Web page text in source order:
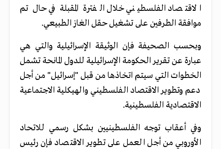
الاقتصاد الفلسطيني خلال الفترة المقبلة في حال تم
موافقة الطرفين على تشغيل حقل الغاز الطبيعي.
وبحسب الصحيفة فإن الوثيقة الإسرائيلية والتي هي
عبارة عن تقرير الحكومة الإسرائيلية للدول المانحة تشمل
الخطوات التي سيتم اتخاذها من قبل "إسرائيل" من أجل
دعم وتطوير الاقتصاد الفلسطيني والهيكلية الاجتماعية
الاقتصادية الفلسطينية.
وفي أعقاب توجه الفلسطينيين بشكل رسمي للاتحاد
الأوروبي من أجل العمل على تطوير الاقتصاد فإن رئيس